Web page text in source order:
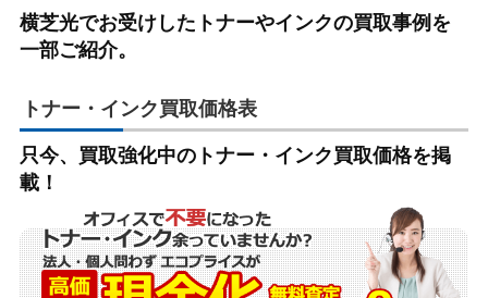
横芝光でお受けしたトナーやインクの買取事例を
一部ご紹介。
トナー・インク買取価格表
只今、買取強化中のトナー・インク買取価格を掲
載！